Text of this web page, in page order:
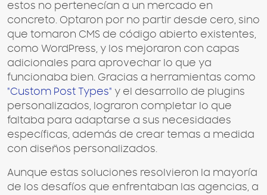
estos no pertenecían a un mercado en
concreto. Optaron por no partir desde cero, sino
que tomaron CMS de código abierto existentes,
como WordPress, y los mejoraron con capas
adicionales para aprovechar lo que ya
funcionaba bien. Gracias a herramientas como
"Custom Post Types" y el desarrollo de plugins
personalizados, lograron completar lo que
faltaba para adaptarse a sus necesidades
específicas, además de crear temas a medida
con diseños personalizados.
Aunque estas soluciones resolvieron la mayoría
de los desafíos que enfrentaban las agencias, a